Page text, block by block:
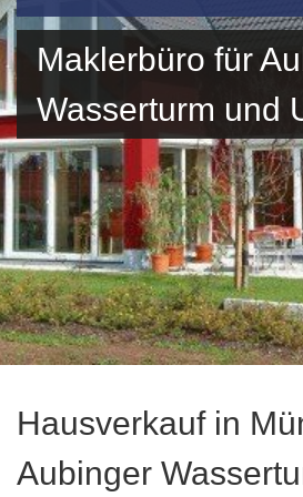
Maklerbüro für
Wasserturm und
Hausverkauf in
Aubinger